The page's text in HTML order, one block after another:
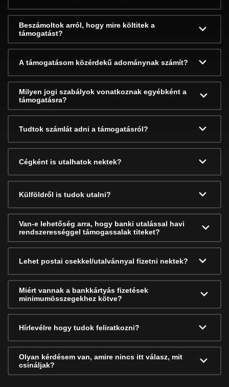
Beszámoltok arról, hogy mire költitek a
támogatást?
A támogatásom közérdekű adománynak számít?
Milyen jogi szabályok vonatkoznak egyébként a
támogatásra?
Tudtok számlát adni a támogatásról?
Cégként is utalhatok nektek?
Külföldről is tudok utalni?
Van-e lehetőség arra, hogy banki utalással havi
rendszerességgel támogassalak titeket?
Lehet postai csekkel/utalvánnyal fizetni nektek?
Miért vannak a bankkártyás fizetések
minimumösszegekhez kötve?
Hírlevélre hogy tudok feliratkozni?
Olyan kérdésem van, amire nincs itt válasz, mit
csináljak?